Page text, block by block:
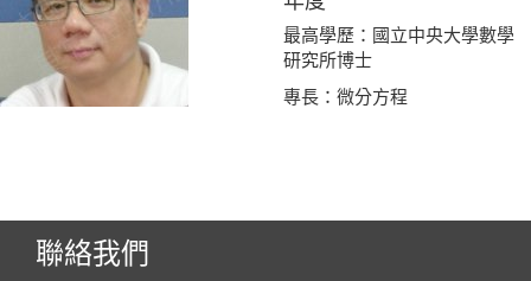
最高學歷：國立中央大學數學
研究所博士
專長：微分方程
聯絡我們